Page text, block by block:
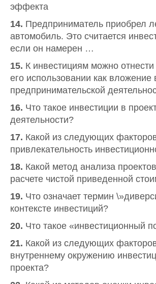
эффекта
14. Предприниматель приобрел
автомобиль. Это считается
если он намерен …
15. К инвестициям можно
его использовании как вложение
предпринимательской
16. Что такое инвестиции в
деятельности?
17. Какой из следующих
привлекательность
18. Какой метод анализа
расчете чистой приведенной
19. Что означает термин
контексте инвестиций?
20. Что такое «инвестиционный
21. Какой из следующих
внутреннему окружению
проекта?